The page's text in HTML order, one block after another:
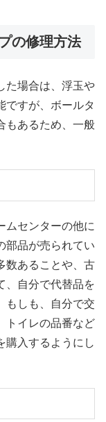
の修理方法
た場合は、浮玉や
ですが、ボールタ
もあるため、一般
ムセンターの他に
部品が売られてい
数あることや、古
、自分で代替品を
もしも、自分で交
トイレの品番など
購入するようにし